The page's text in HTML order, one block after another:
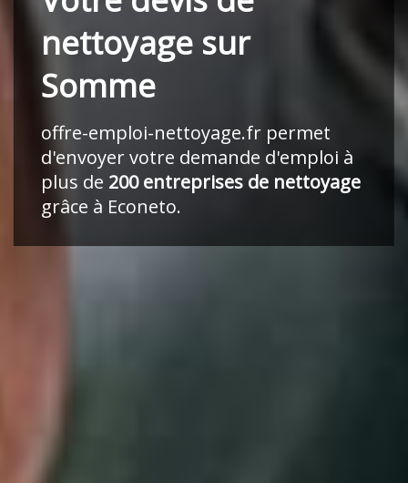
nettoyage sur
Somme
offre-emploi-nettoyage.frpermet
d'envoyer votre demande d'emploi à
plus de 200 entreprises de nettoyage
grâce à Econeto.